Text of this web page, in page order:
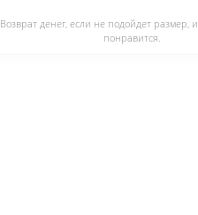
Возврат денег, если не подойдет размер,
понравится.